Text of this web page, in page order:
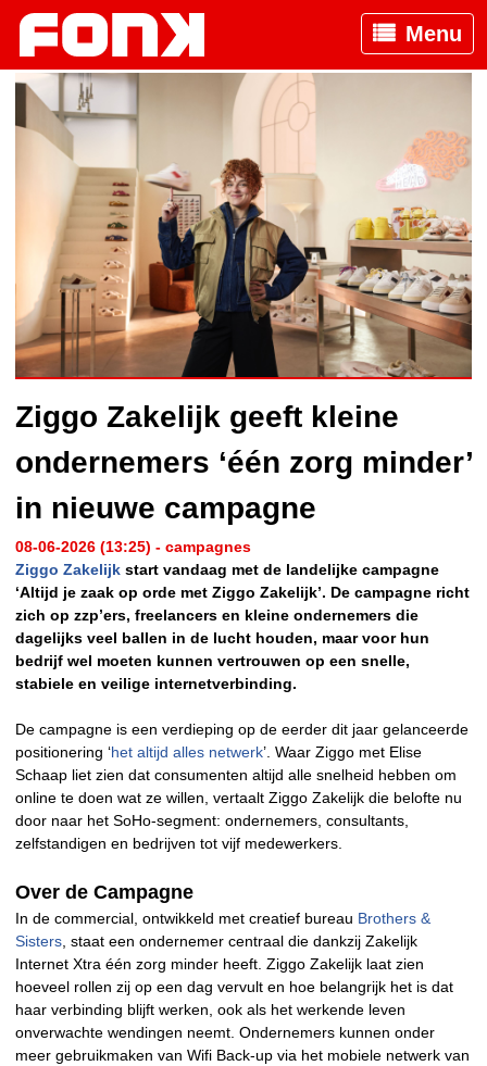
Menu
Ziggo Zakelijk geeft kleine
ondernemers ‘één zorg minder’
in nieuwe campagne
08-06-2026 (13:25) - campagnes
Ziggo Zakelijk start vandaag met de landelijke campagne
‘Altijd je zaak op orde met Ziggo Zakelijk’. De campagne richt
zich op zzp’ers, freelancers en kleine ondernemers die
dagelijks veel ballen in de lucht houden, maar voor hun
bedrijf wel moeten kunnen vertrouwen op een snelle,
stabiele en veilige internetverbinding.
De campagne is een verdieping op de eerder dit jaar gelanceerde
positionering ‘het altijd alles netwerk’. Waar Ziggo met Elise
Schaap liet zien dat consumenten altijd alle snelheid hebben om
online te doen wat ze willen, vertaalt Ziggo Zakelijk die belofte nu
door naar het SoHo-segment: ondernemers, consultants,
zelfstandigen en bedrijven tot vijf medewerkers.
Over de Campagne
In de commercial, ontwikkeld met creatief bureau Brothers &
Sisters , staat een ondernemer centraal die dankzij Zakelijk
Internet Xtra één zorg minder heeft. Ziggo Zakelijk laat zien
hoeveel rollen zij op een dag vervult en hoe belangrijk het is dat
haar verbinding blijft werken, ook als het werkende leven
onverwachte wendingen neemt. Ondernemers kunnen onder
meer gebruikmaken van Wifi Back-up via het mobiele netwerk van